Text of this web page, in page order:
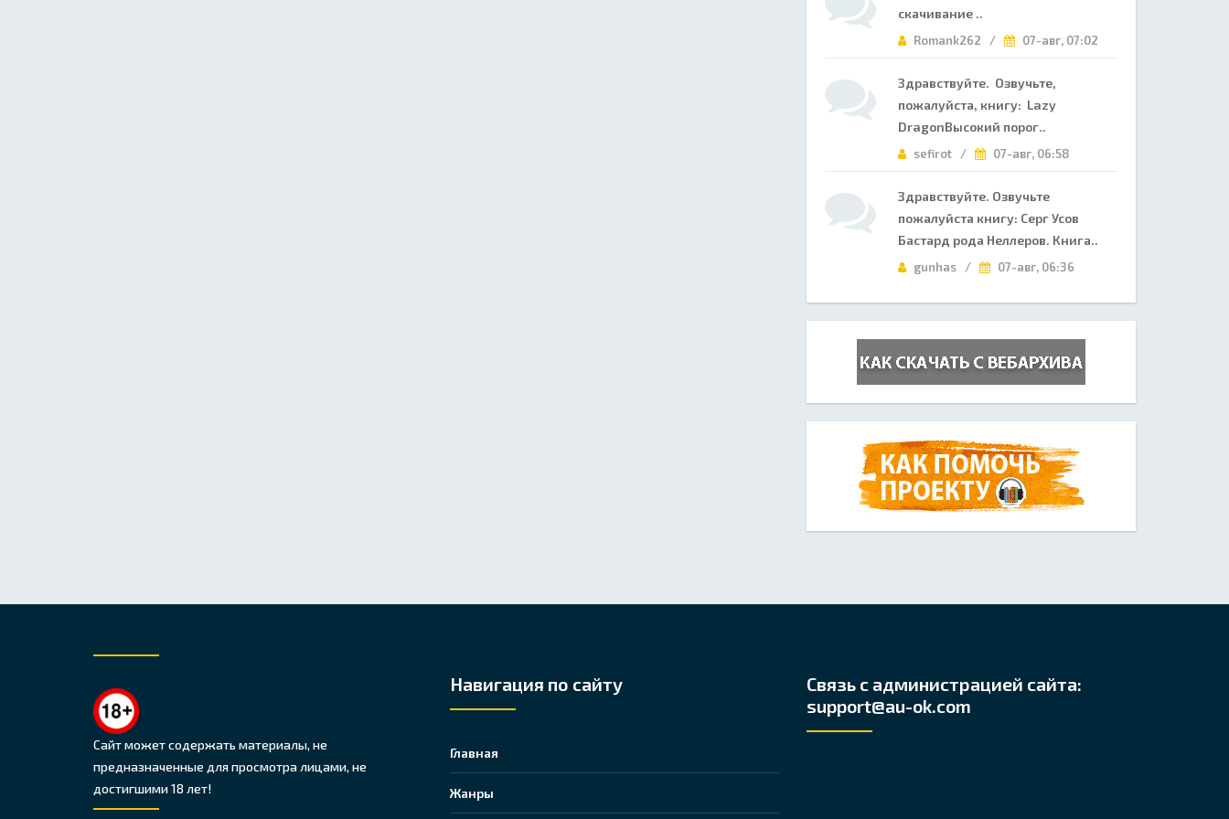
скачивание ..
Romank262 / 07-авг, 07:02
Здравствуйте. Озвучьте,
пожалуйста, книгу: Lazy
DragonВысокий порог..
sefirot / 07-авг, 06:58
Здравствуйте. Озвучьте
пожалуйста книгу: Серг Усов
Бастард рода Неллеров. Книга..
gunhas / 07-авг, 06:36
Сайт может содержать материалы, не
предназначенные для просмотра лицами, не
достигшими 18 лет!
Навигация по сайту
Главная
Жанры
Связь с администрацией сайта:
support@au-ok.com